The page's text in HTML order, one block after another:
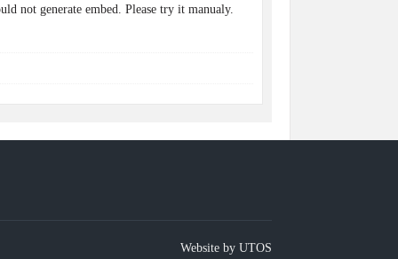
not generate embed. Please try it manualy.
Website by UTOS